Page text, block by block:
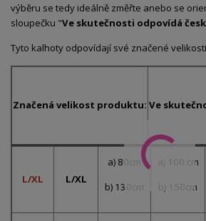
výběru se tedy ideálně změřte anebo se
sloupečku "Ve skutečnosti odpovídá
Tyto kalhoty odpovídají své značené
Značená velikost produktu: Ve
L/XL L/XL
a) 80cm
b) 130cm
a) 100 cm
b) 150cm